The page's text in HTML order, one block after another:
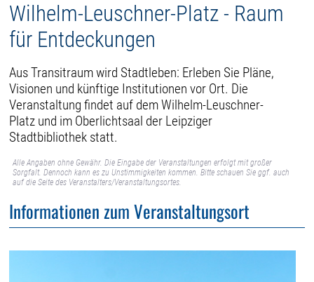
Wilhelm-Leuschner-Platz - Raum
für Entdeckungen
Aus Transitraum wird Stadtleben: Erleben Sie Pläne,
Visionen und künftige Institutionen vor Ort. Die
Veranstaltung findet auf dem Wilhelm-Leuschner-
Platz und im Oberlichtsaal der Leipziger
Stadtbibliothek statt.
Alle Angaben ohne Gewähr. Die Eingabe der Veranstaltungen erfolgt mit großer
Sorgfalt. Dennoch kann es zu Unstimmigkeiten kommen. Bitte schauen Sie ggf. auch
auf die Seite des Veranstalters/Veranstaltungsortes.
Informationen zum Veranstaltungsort